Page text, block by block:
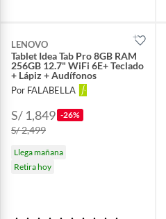
LENOVO
Tablet Idea Tab Pro 8GB RAM
256GB 12.7" WiFi 6E+ Teclado
+ Lápiz + Audífonos
Por FALABELLA
S/ 1,849 -26%
S/ 2,499
Llega mañana
Retira hoy